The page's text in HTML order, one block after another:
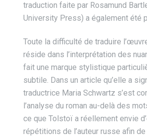
traduction faite par Rosamund
University Press) a également été
Toute la difficulté de traduire
réside dans l’interprétation des
fait une marque stylistique
subtile. Dans un article qu’elle a
traductrice Maria Schwartz s’est
l’analyse du roman au-delà des
ce que Tolstoï a réellement envie
répétitions de l’auteur russe afin